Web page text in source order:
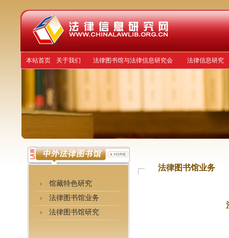
本站首页 关于我们 法律图书馆与法律信息研究会 法律信息研究
馆藏特色研究
法律图书馆业务
法律图书馆研究
法律图书馆业务